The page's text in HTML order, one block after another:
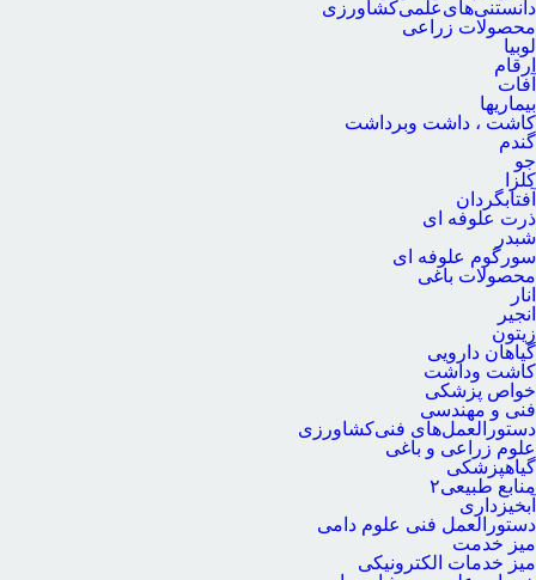
دانستنی‌های‌علمی‌کشاورزی
محصولات زراعی
لوبیا
ارقام
آفات
بیماریها
کاشت ، داشت وبرداشت
گندم
جو
کلزا
آفتابگردان
ذرت علوفه ای
شبدر
سورگوم علوفه ای
محصولات باغی
انار
انجیر
زیتون
گیاهان دارویی
کاشت وداشت
خواص پزشکی
فنی و مهندسی
دستورالعمل‌های فنی‌کشاورزی
علوم زراعی و باغی
گیاهپزشکی
منابع طبیعی۲
آبخیزداری
دستورالعمل فنی علوم دامی
میز خدمت
میز خدمات الکترونیکی